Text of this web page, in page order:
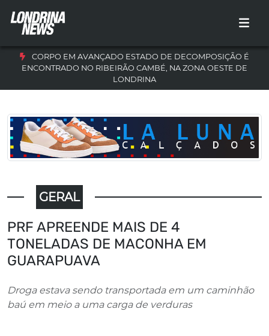
CORPO EM AVANÇADO ESTADO DE DECOMPOSIÇÃO É
ENCONTRADO NO RIBEIRÃO CAMBÉ, NA ZONA OESTE DE
LONDRINA
GERAL
PRF APREENDE MAIS DE 4
TONELADAS DE MACONHA EM
GUARAPUAVA
Droga estava sendo transportada em um caminhão
baú em meio a uma carga de verduras